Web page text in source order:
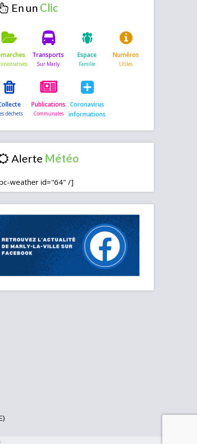
En un
Transports Espace Numéros
Publications Coronavirus
informations
Alerte
weather id="64" /]